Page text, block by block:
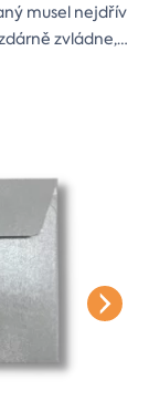
musel nejdřív
zvládne,